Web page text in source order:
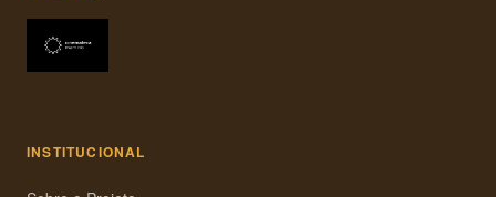
INSTITUCIONAL